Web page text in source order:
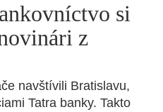
si
z
navštívili Bratislavu,
Tatra banky. Takto